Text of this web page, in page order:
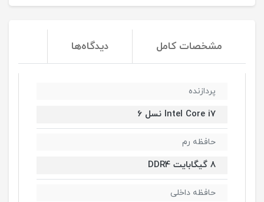
مشخصات کامل دیدگاه‌ها
پردازنده
Intel Core i7 نسل 6
حافظه رم
8 گیگابایت DDR4
حافظه داخلی